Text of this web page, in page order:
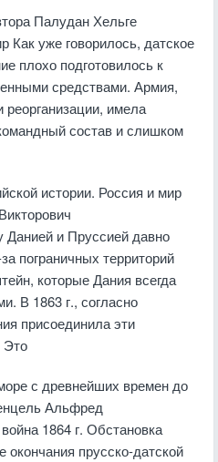
Палудан Хельге
Как уже говорилось, датское
плохо подготовилось к
средствами. Армия,
имела
состав и слишком
истории. Россия и мир
Данией и Пруссией давно
пограничных территорий
которые Дания всегда
В 1863 г., согласно
присоединила эти
Это
с древнейших времен до
Альфред
1864 г. Обстановка
окончания прусско-датской